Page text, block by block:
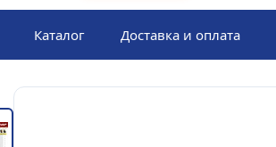
Каталог Доставка и оплата